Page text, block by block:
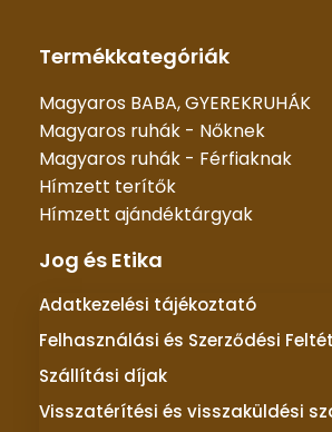
Termékkategóriák
Magyaros BABA, GYEREKRUHÁK
Magyaros ruhák - Nőknek
Magyaros ruhák - Férfiaknak
Hímzett terítők
Hímzett ajándéktárgyak
Jog és Etika
Adatkezelési tájékoztató
Felhasználási és Szerződési
Szállítási díjak
Visszatérítési és visszaküldési